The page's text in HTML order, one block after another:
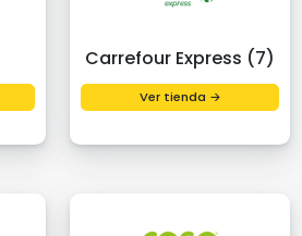
Carrefour Express (7)
Ver tienda →